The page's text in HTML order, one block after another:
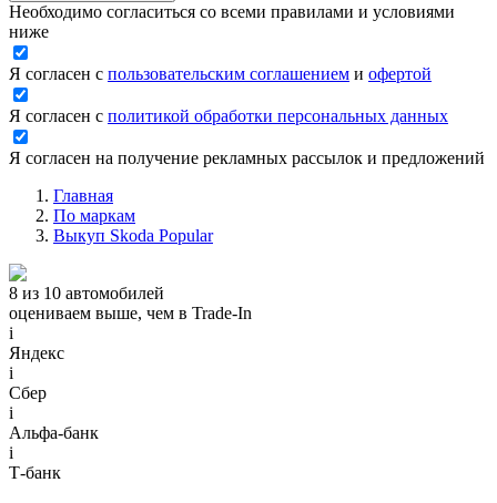
Необходимо согласиться со всеми правилами и условиями
ниже
Я согласен с пользовательским соглашением и офертой
Я согласен с политикой обработки персональных данных
Я согласен на получение рекламных рассылок и предложений
Главная
По маркам
Выкуп Skoda Popular
8 из 10 автомобилей
оцениваем выше, чем в Trade‑In
i
Яндекс
i
Сбер
i
Альфа-банк
i
Т-банк